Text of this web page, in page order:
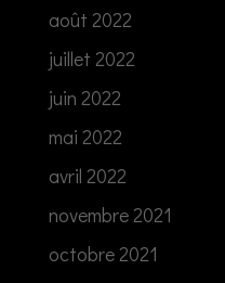
août 2022
juillet 2022
juin 2022
mai 2022
avril 2022
novembre 2021
octobre 2021